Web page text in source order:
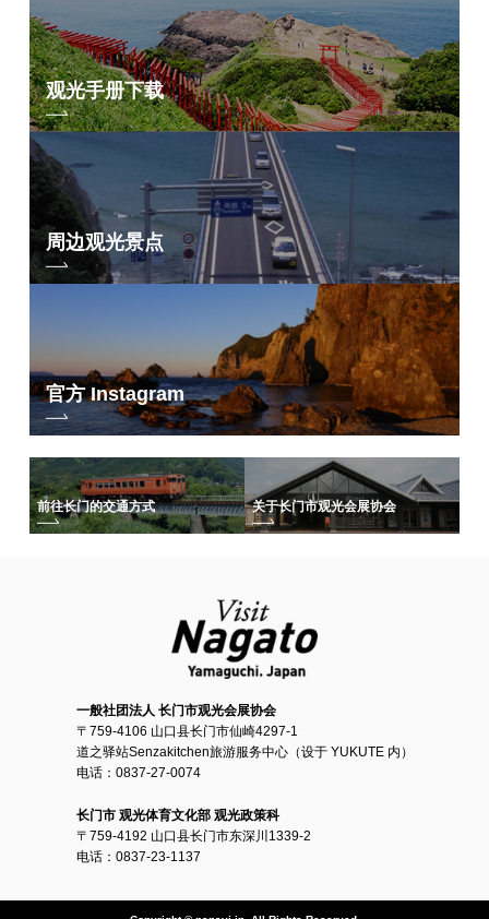
观光手册下载
周边观光景点
官方 Instagram
前往长门的交通方式 关于长门市观光会展协会
一般社团法人 长门市观光会展协会
〒759-4106 山口县长门市仙崎4297-1
道之驿站Senzakitchen旅游服务中心（设于 YUKUTE 内）
电话：0837-27-0074
长门市 观光体育文化部 观光政策科
〒759-4192 山口县长门市东深川1339-2
电话：0837-23-1137